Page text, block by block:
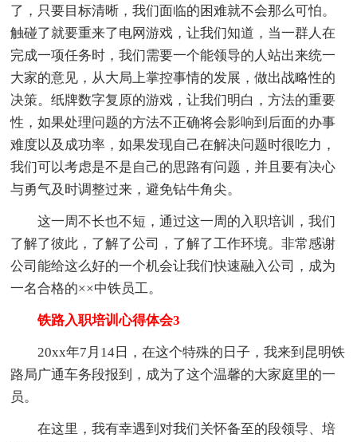
了，只要目标清晰，我们面临的困难就不会那么可怕。
触碰了就要重来了电网游戏，让我们知道，当一群人在
完成一项任务时，我们需要一个能领导的人站出来统一
大家的意见，从大局上掌控事情的发展，做出战略性的
决策。纸牌数字复原的游戏，让我们明白，方法的重要
性，如果处理问题的方法不正确将会影响到后面的办事
难度以及成功率，如果发现自己在解决问题时很吃力，
我们可以考虑是不是自己的思路有问题，并且要有决心
与勇气及时调整过来，避免钻牛角尖。
这一周不长也不短，通过这一周的入职培训，我们
了解了彼此，了解了公司，了解了工作环境。非常感谢
公司能给这么好的一个机会让我们快速融入公司，成为
一名合格的××中铁员工。
铁路入职培训心得体会3
20xx年7月14日，在这个特殊的日子，我来到昆明铁
路局广通车务段报到，成为了这个温馨的大家庭里的一
员。
在这里，我有幸遇到对我们关怀备至的段领导、培